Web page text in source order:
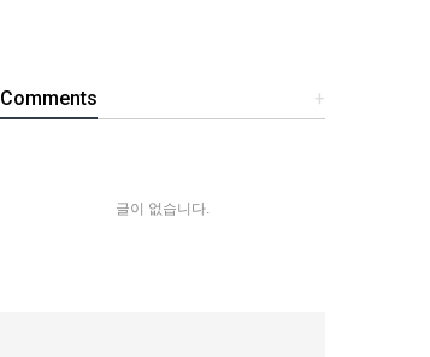
+
Comments
글이 없습니다.